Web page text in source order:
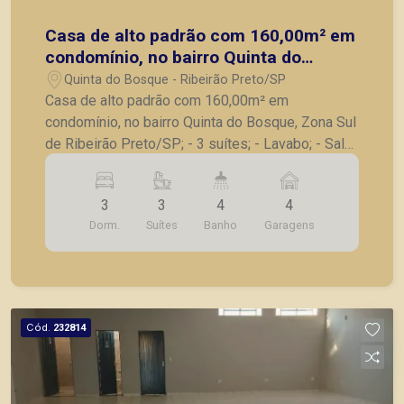
Casa de alto padrão com 160,00m² em
condomínio, no bairro Quinta do
Bosque, Zona Sul de Ribeirão
Preto/SP;
Quinta do Bosque - Ribeirão Preto/SP
Casa de alto padrão com 160,00m² em
condomínio, no bairro Quinta do Bosque, Zona Sul
de Ribeirão Preto/SP; - 3 suítes; - Lavabo; - Sala
para 2 ambientes; - Cozinha; - Área de serviços; -
Banheiro externo; - Piscina de alvenaria; - Área
gourmet; - Quintal; - 4 vagas de garagem, sendo 2
cobertas. A Piramid tem como objetivo atender
seus clientes com agilidade e segurança, em
Ribeirão Preto.
3
Dorm.
3
Suítes
4
Banho
4
Garagens
Cód. 232814